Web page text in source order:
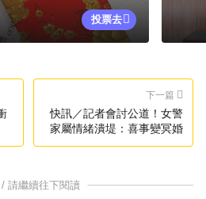
投票去
下一篇
快訊／記者會討公道！女警
家屬情緒潰堤：喜事變冥婚
請繼續往下閱讀